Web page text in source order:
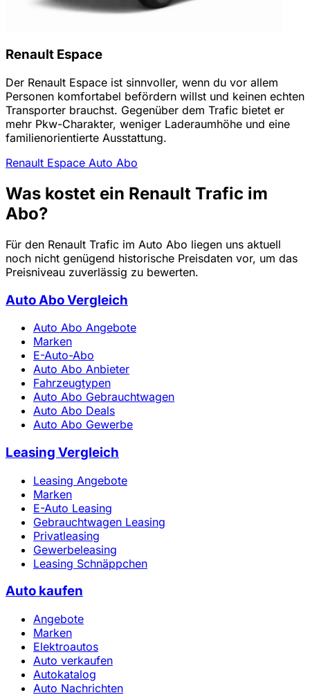
Renault Espace
Der Renault Espace ist sinnvoller, wenn du vor allem
Personen komfortabel befördern willst und keinen echten
Transporter brauchst. Gegenüber dem Trafic bietet er
mehr Pkw-Charakter, weniger Laderaumhöhe und eine
familienorientierte Ausstattung.
Renault Espace Auto Abo
Was kostet ein Renault Trafic im
Abo?
Für den Renault Trafic im Auto Abo liegen uns aktuell
noch nicht genügend historische Preisdaten vor, um das
Preisniveau zuverlässig zu bewerten.
Auto Abo Vergleich
Auto Abo Angebote
Marken
E-Auto-Abo
Auto Abo Anbieter
Fahrzeugtypen
Auto Abo Gebrauchtwagen
Auto Abo Deals
Auto Abo Gewerbe
Leasing Vergleich
Leasing Angebote
Marken
E-Auto Leasing
Gebrauchtwagen Leasing
Privatleasing
Gewerbeleasing
Leasing Schnäppchen
Auto kaufen
Angebote
Marken
Elektroautos
Auto verkaufen
Autokatalog
Auto Nachrichten